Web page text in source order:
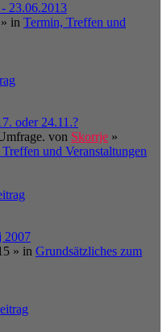
23.06.2013
in Termin, Treffen und
oder 24.11.?
von Skorrje »
und Veranstaltungen
2007
» in Grundsätzliches zum